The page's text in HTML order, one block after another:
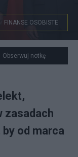
(C),
oraz gen. bryg.
prasowej w
FINANSE OSOBISTE
Obserwuj notkę
zasadach
od marca